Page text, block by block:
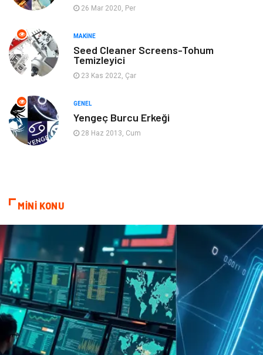
Ev İşleri
Gençlik & Eğlence
Mobilya
Evlilik Rehberi
Astroloji Keyfinizi Kaçırmayın
Sigorta Çadır
Yazı Tahtaları Pet Malzemeleri
26 Mar 2020, Per
MAKINE
Seed Cleaner Screens-Tohum
Temizleyici
23 Kas 2022, Çar
GENEL
Yengeç Burcu Erkeği
28 Haz 2013, Cum
MİNİ KONU